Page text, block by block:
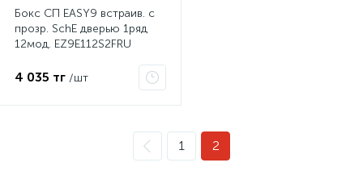
Бокс СП EASY9 встраив. с
прозр. SchE дверью 1ряд
12мод. EZ9E112S2FRU
4 035 тг /шт
1 2